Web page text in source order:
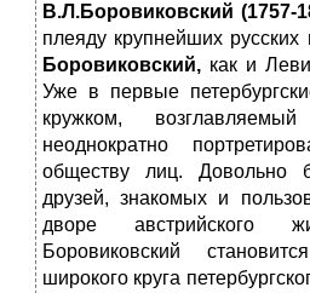
В.Л.Боровиковский (1757-
плеяду крупнейших русских
Боровиковский, как и
Уже в первые
кружком,
неоднократно
обществу лиц. Довольно
друзей, знакомых и
дворе австрийского
Боровиковский
широкого круга